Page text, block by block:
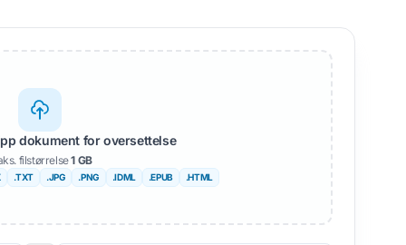
dokument for oversettelse
filstørrelse1 GB
.TXT .JPG .PNG .IDML .EPUB .HTML